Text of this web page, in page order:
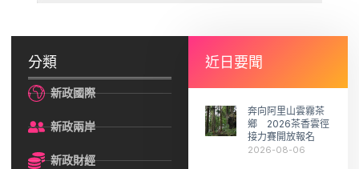
分類
新政國際
新政兩岸
新政財經
近日要聞
奔向阿里山雲霧茶
鄉 2026茶香雲徑
接力賽開放報名
2026-08-06